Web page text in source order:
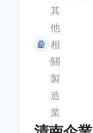
其
他
相
關
製
造
業